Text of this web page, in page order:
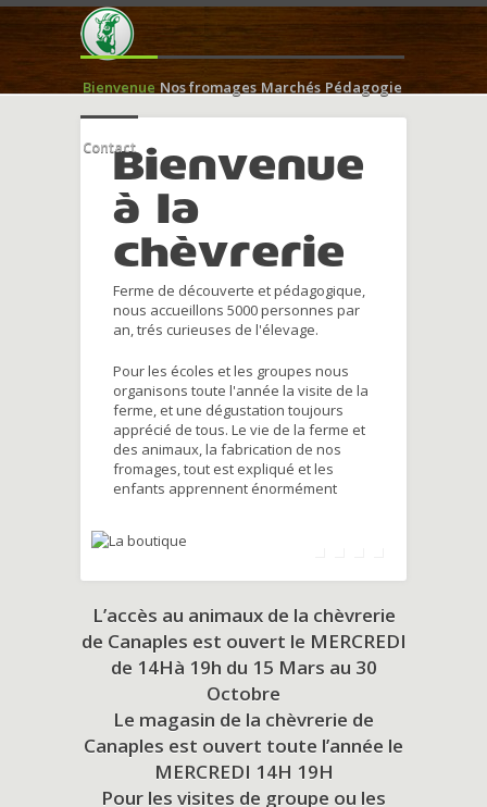
Bienvenue Nos fromages Marchés Pédagogie
ContactBienvenue
à la
chèvrerie
Ferme de découverte et pédagogique,
nous accueillons 5000 personnes par
an, trés curieuses de l'élevage.
Pour les écoles et les groupes nous
organisons toute l'année la visite de la
ferme, et une dégustation toujours
apprécié de tous. Le vie de la ferme et
des animaux, la fabrication de nos
fromages, tout est expliqué et les
enfants apprennent énormément
L’accès au animaux de la chèvrerie
de Canaples est ouvert le MERCREDI
de 14Hà 19h du 15 Mars au 30
Octobre
Le magasin de la chèvrerie de
Canaples est ouvert toute l’année le
MERCREDI 14H 19H
Pour les visites de groupe ou les